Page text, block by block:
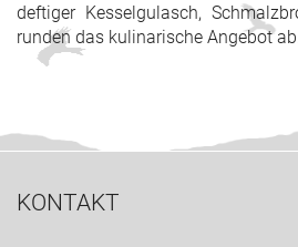
deftiger Kesselgulasch,
runden das kulinarische Angebot ab.
KONTAKT